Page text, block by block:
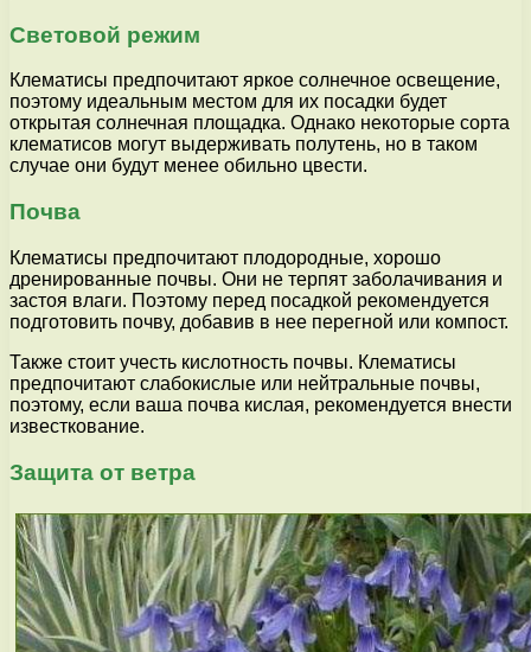
Световой режим
Клематисы предпочитают яркое солнечное освещение,
поэтому идеальным местом для их посадки будет
открытая солнечная площадка. Однако некоторые сорта
клематисов могут выдерживать полутень, но в таком
случае они будут менее обильно цвести.
Почва
Клематисы предпочитают плодородные, хорошо
дренированные почвы. Они не терпят заболачивания и
застоя влаги. Поэтому перед посадкой рекомендуется
подготовить почву, добавив в нее перегной или компост.
Также стоит учесть кислотность почвы. Клематисы
предпочитают слабокислые или нейтральные почвы,
поэтому, если ваша почва кислая, рекомендуется внести
известкование.
Защита от ветра